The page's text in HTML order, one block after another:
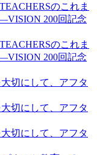
のこれま
200回記念
のこれま
200回記念
切にして、アフタ
切にして、アフタ
切にして、アフタ